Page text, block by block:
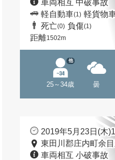
車両相互 中破事故
軽自動車(1) 軽貨物
死亡(0) 負傷(1)
距離1502m
25～34歳
他
曇
2019年5月23日(木
東田川郡庄内町余
車両相互 小破事故